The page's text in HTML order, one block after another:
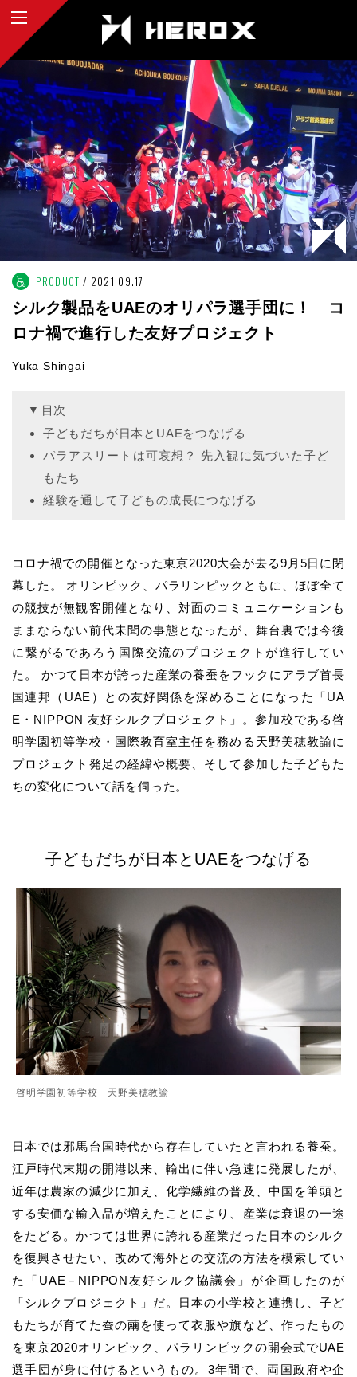
PRODUCT 2021.09.17
シルク製品をUAEのオリパラ選手団に！ コ
ロナ禍で進行した友好プロジェクト
Yuka Shingai
目次
子どもだちが日本とUAEをつなげる
パラアスリートは可哀想？ 先入観に気づいた子ど
もたち
経験を通して子どもの成長につなげる
コロナ禍での開催となった東京2020大会が去る9月5日に閉
幕した。 オリンピック、パラリンピックともに、ほぼ全て
の競技が無観客開催となり、対面のコミュニケーションも
ままならない前代未聞の事態となったが、舞台裏では今後
に繋がるであろう国際交流のプロジェクトが進行してい
た。 かつて日本が誇った産業の養蚕をフックにアラブ首長
国連邦（UAE）との友好関係を深めることになった「UA
E・NIPPON 友好シルクプロジェクト」。参加校である啓
明学園初等学校・国際教育室主任を務める天野美穂教諭に
プロジェクト発足の経緯や概要、そして参加した子どもた
ちの変化について話を伺った。
子どもだちが日本とUAEをつなげる
啓明学園初等学校 天野美穂教諭
日本では邪馬台国時代から存在していたと言われる養蚕。
江戸時代末期の開港以来、輸出に伴い急速に発展したが、
近年は農家の減少に加え、化学繊維の普及、中国を筆頭と
する安価な輸入品が増えたことにより、産業は衰退の一途
をたどる。かつては世界に誇れる産業だった日本のシルク
を復興させたい、改めて海外との交流の方法を模索してい
た「UAE－NIPPON友好シルク協議会」が企画したのが
「シルクプロジェクト」だ。日本の小学校と連携し、子ど
もたちが育てた蚕の繭を使って衣服や旗など、作ったもの
を東京2020オリンピック、パラリンピックの開会式でUAE
選手団が身に付けるというもの。3年間で、両国政府や企